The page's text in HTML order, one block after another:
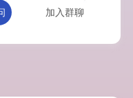
加入群聊